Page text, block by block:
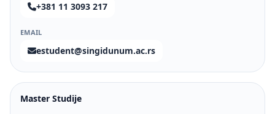
+381 11 3093 217
EMAIL
estudent@singidunum.ac.rs
Master Studije